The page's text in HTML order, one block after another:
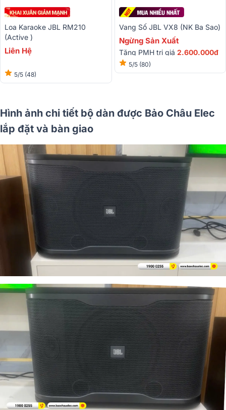
Loa Karaoke JBL RM210
(Active )
Liên Hệ
5/5 (48)
Vang Số JBL VX8 (NK Ba Sao)
Ngừng Sản Xuất
Tặng PMH trị giá 2.600.000đ
5/5 (80)
Hình ảnh chi tiết bộ dàn được Bảo Châu Elec
lắp đặt và bàn giao